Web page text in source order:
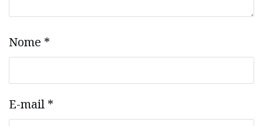
Nome *
E-mail *